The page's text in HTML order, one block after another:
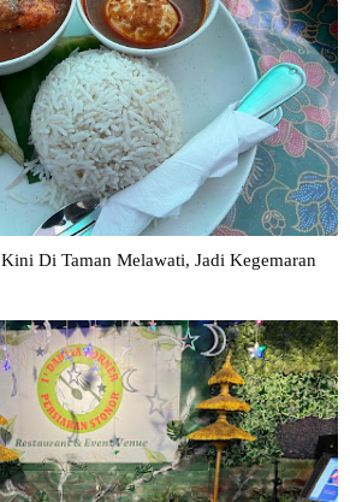
Di Taman Melawati, Jadi Kegemaran